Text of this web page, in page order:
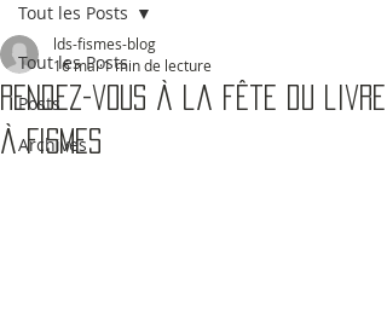
Tout les Posts
Posts
Archives
Tout les Posts
Rendez-vous à la fête du livre
à FISMES
lds-fismes-blog
16 mai1 min de lecture